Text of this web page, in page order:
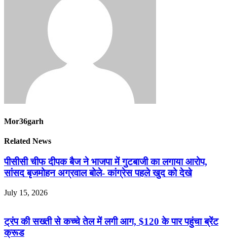
Mor36garh
Related News
पीसीसी चीफ दीपक बैज ने भाजपा में गुटबाजी का लगाया आरोप,
सांसद बृजमोहन अग्रवाल बोले- कांग्रेस पहले खुद को देखे
July 15, 2026
ट्रंप की सख्ती से कच्चे तेल में लगी आग, $120 के पार पहुंचा ब्रेंट
क्रूड